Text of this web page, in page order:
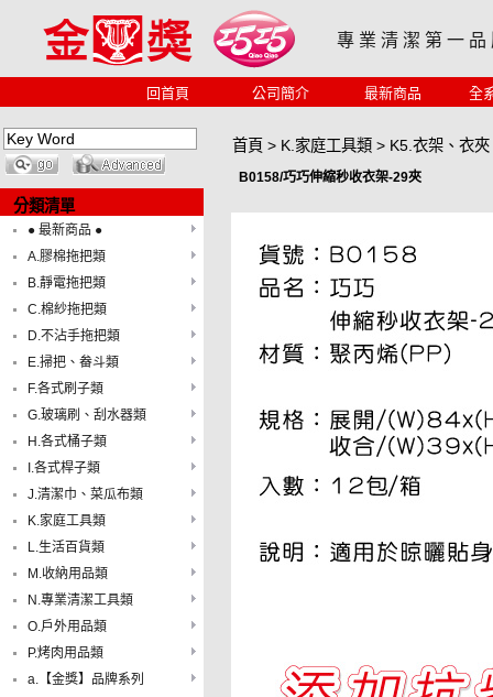
專 業 清 潔 第 一 品
回首頁 公司簡介 最新商品 全
分類清單
● 最新商品 ●
A.膠棉拖把類
B.靜電拖把類
C.棉紗拖把類
D.不沾手拖把類
E.掃把、畚斗類
F.各式刷子類
G.玻璃刷、刮水器類
H.各式桶子類
I.各式桿子類
J.清潔巾、菜瓜布類
K.家庭工具類
L.生活百貨類
M.收納用品類
N.專業清潔工具類
O.戶外用品類
P.烤肉用品類
a.【金獎】品牌系列
首頁 > K.家庭工具類 > K5.衣架、衣
B0158/巧巧伸縮秒收衣架-29夾